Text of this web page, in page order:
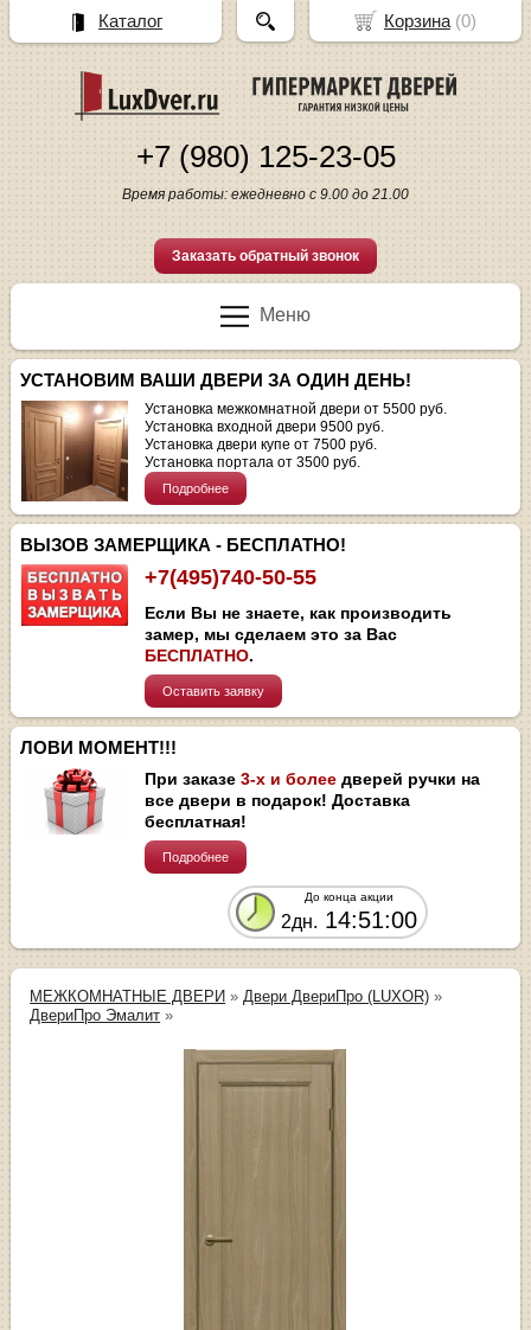
+7 (980) 125-23-05
Время работы: ежедневно с 9.00 до 21.00
Заказать обратный звонок
Меню
УСТАНОВИМ ВАШИ ДВЕРИ ЗА ОДИН ДЕНЬ!
Установка межкомнатной двери от 5500 руб.
Установка входной двери 9500 руб.
Установка двери купе от 7500 руб.
Установка портала от 3500 руб.
Подробнее
ВЫЗОВ ЗАМЕРЩИКА - БЕСПЛАТНО!
+7(495)740-50-55
Если Вы не знаете, как производить
замер, мы сделаем это за Вас
БЕСПЛАТНО.
Оставить заявку
ЛОВИ МОМЕНТ!!!
При заказе3-х и более дверей ручки на
все двери в подарок! Доставка
бесплатная!
Подробнее
До конца акции
2дн. 14:51:00
МЕЖКОМНАТНЫЕ ДВЕРИ » Двери ДвериПро (LUXOR) »
ДвериПро Эмалит »
Корзина(0)
Каталог